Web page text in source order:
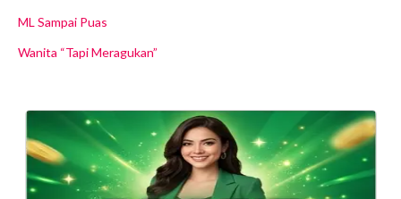
ML Sampai Puas
Wanita “Tapi Meragukan”